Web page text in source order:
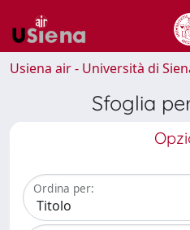
Usiena air - Università di
Sfoglia
Ordina per: